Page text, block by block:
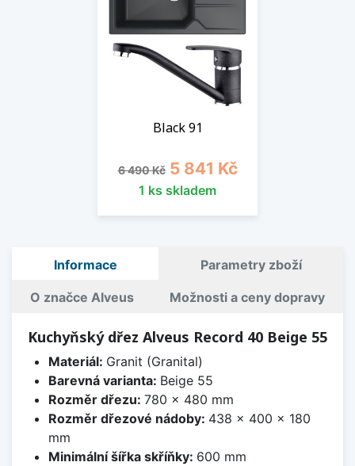
Black 91
Běžná cena
6 490 Kč Cena
5 841 Kč
1 ks skladem
Informace Parametry zboží
O značce Alveus Možnosti a ceny dopravy
Kuchyňský dřez Alveus Record 40 Beige 55
Materiál: Granit (Granital)
Barevná varianta: Beige 55
Rozměr dřezu: 780 x 480 mm
Rozměr dřezové nádoby: 438 x 400 x 180
mm
Minimální šířka skříňky: 600 mm